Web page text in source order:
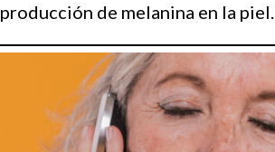
producción de melanina en la piel.